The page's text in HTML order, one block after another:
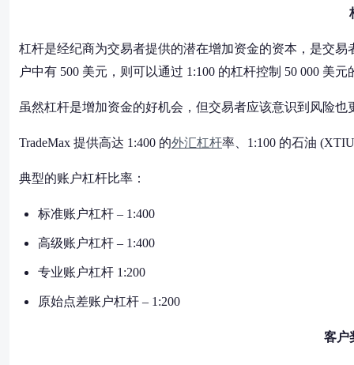
杠杆是经纪商为交易者提供的潜在增加资金的资本，是交
户中有 500 美元，则可以通过 1:100 的杠杆控制 50 000 美元
虽然杠杆是增加资金的好机会，但交易者应该意识到风险也
TradeMax 提供高达 1:400 的外汇杠杆率、1:100 的石油
典型的账户杠杆比率：
标准账户杠杆 – 1:400
高级账户杠杆 – 1:400
专业账户杠杆 1:200
原始点差账户杠杆 – 1:200
客户